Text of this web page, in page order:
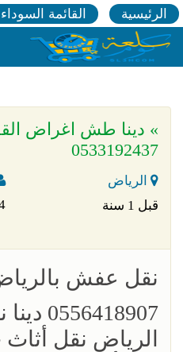
الرئيسية القائمة السوداء
» دينا طش اغراض
0533192437
الرياض
قبل 1 سنة
‏نقل عفش
الرياض نقل